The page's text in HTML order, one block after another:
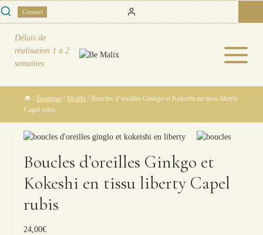
Skip
Contact
Délais de
réalisation 1 à 2
semaines
/ Boutique / Motifs / Boucles d’oreilles Ginkgo et Kokeshi en tissu liberty
Capel rubis
Boucles d’oreilles Ginkgo et
Kokeshi en tissu liberty Capel
rubis
24,00€